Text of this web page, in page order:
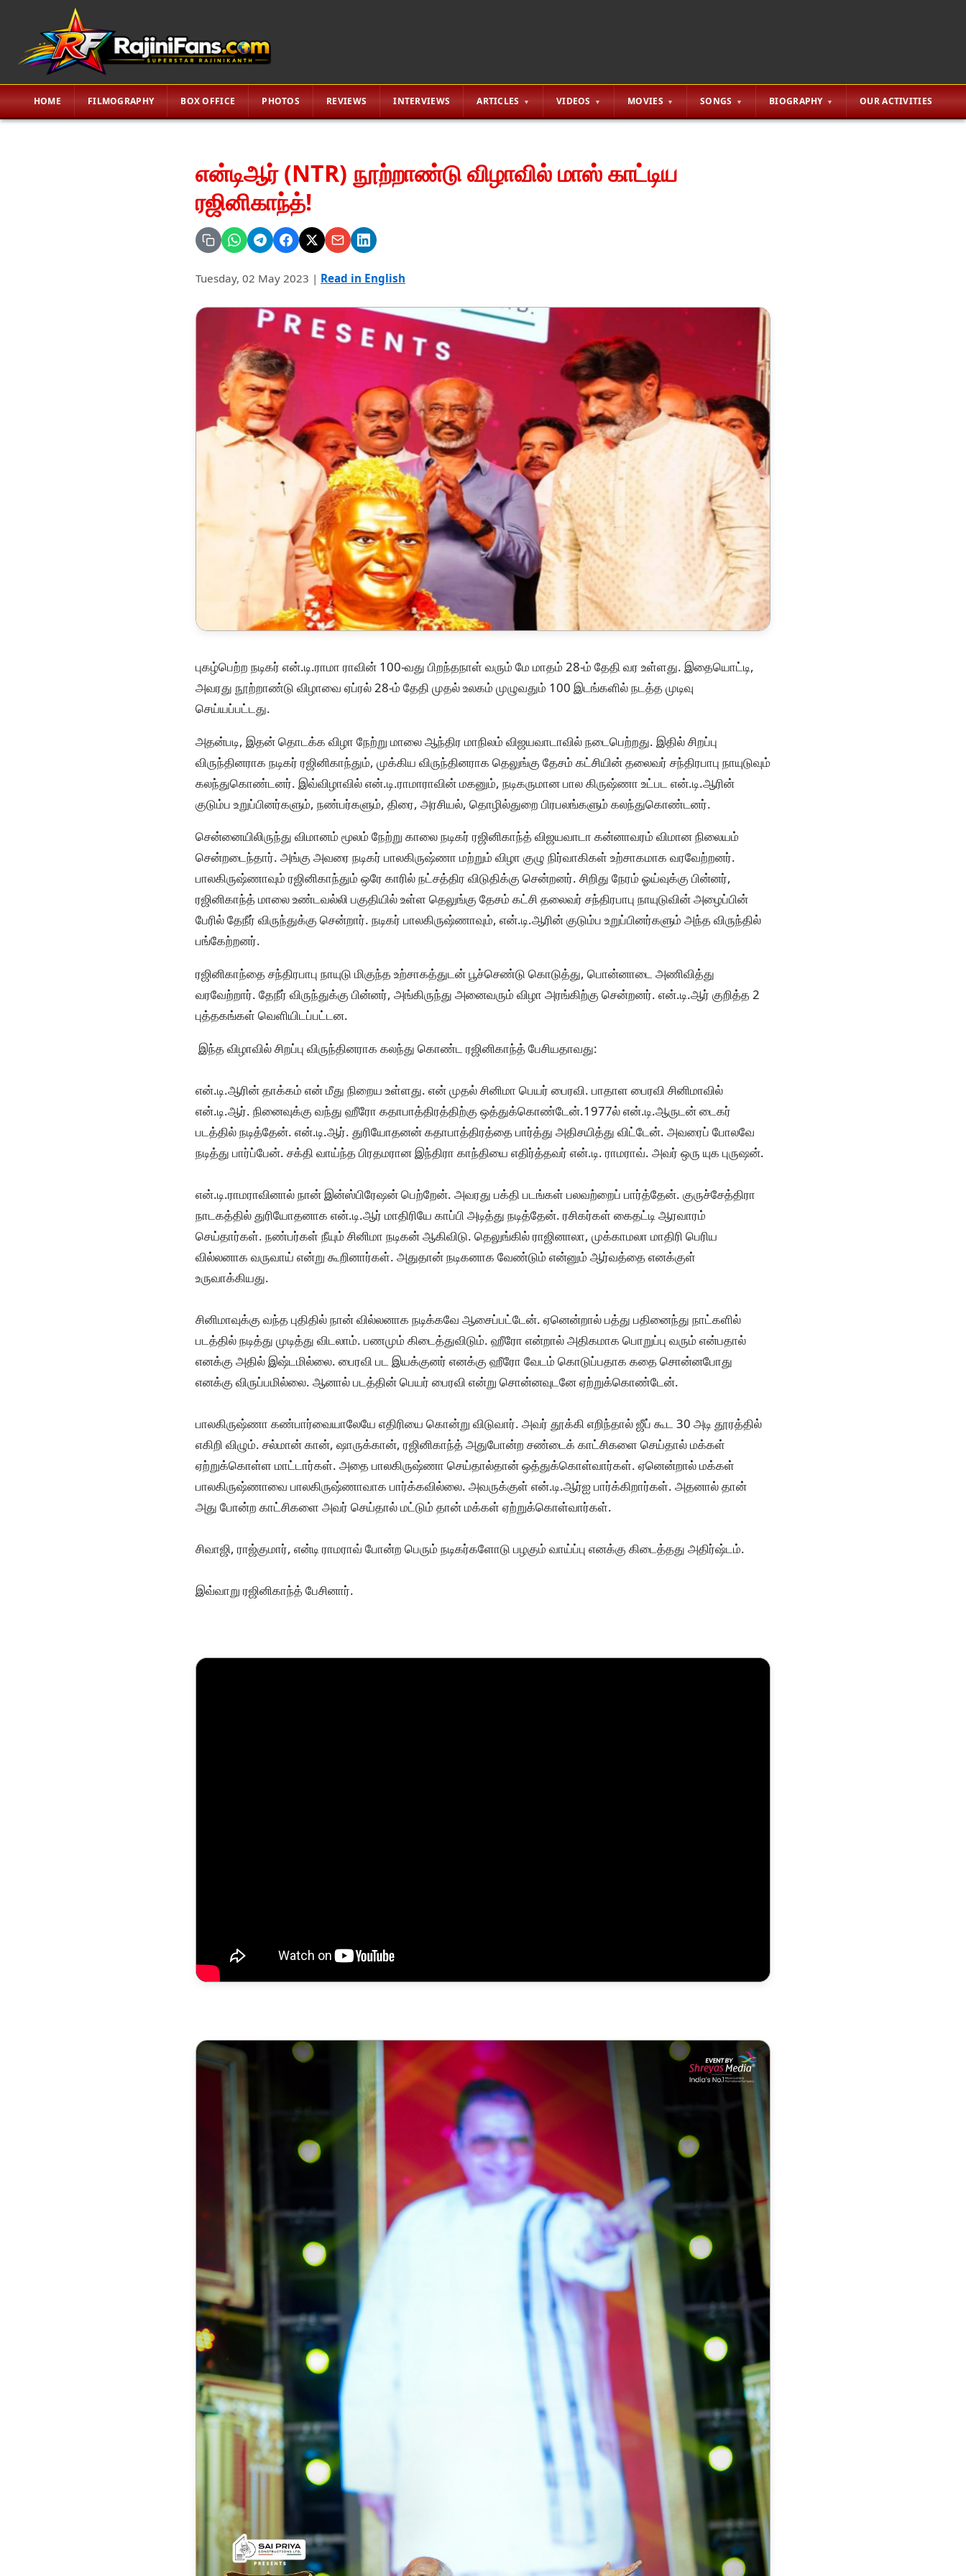
HOME FILMOGRAPHY BOX OFFICE PHOTOS REVIEWS INTERVIEWS ARTICLES VIDEOS MOVIES SONGS BIOGRAPHY OUR ACTIVITIES
என்டிஆர் (NTR) நூற்றாண்டு விழாவில் மாஸ் காட்டிய
ரஜினிகாந்த்!
Tuesday, 02 May 2023 | Read in English
புகழ்பெற்ற நடிகர் என்.டி.ராமா ராவின் 100-வது பிறந்தநாள் வரும் மே மாதம் 28-ம் தேதி வர உள்ளது. இதையொட்டி,
அவரது நூற்றாண்டு விழாவை ஏப்ரல் 28-ம் தேதி முதல் உலகம் முழுவதும் 100 இடங்களில் நடத்த முடிவு
செய்யப்பட்டது.
அதன்படி, இதன் தொடக்க விழா நேற்று மாலை ஆந்திர மாநிலம் விஜயவாடாவில் நடைபெற்றது. இதில் சிறப்பு
விருந்தினராக நடிகர் ரஜினிகாந்தும், முக்கிய விருந்தினராக தெலுங்கு தேசம் கட்சியின் தலைவர் சந்திரபாபு நாயுடுவும்
கலந்துகொண்டனர். இவ்விழாவில் என்.டி.ராமாராவின் மகனும், நடிகருமான பால கிருஷ்ணா உட்பட என்.டி.ஆரின்
குடும்ப உறுப்பினர்களும், நண்பர்களும், திரை, அரசியல், தொழில்துறை பிரபலங்களும் கலந்துகொண்டனர்.
சென்னையிலிருந்து விமானம் மூலம் நேற்று காலை நடிகர் ரஜினிகாந்த் விஜயவாடா கன்னாவரம் விமான நிலையம்
சென்றடைந்தார். அங்கு அவரை நடிகர் பாலகிருஷ்ணா மற்றும் விழா குழு நிர்வாகிகள் உற்சாகமாக வரவேற்றனர்.
பாலகிருஷ்ணாவும் ரஜினிகாந்தும் ஒரே காரில் நட்சத்திர விடுதிக்கு சென்றனர். சிறிது நேரம் ஓய்வுக்கு பின்னர்,
ரஜினிகாந்த் மாலை உண்டவல்லி பகுதியில் உள்ள தெலுங்கு தேசம் கட்சி தலைவர் சந்திரபாபு நாயுடுவின் அழைப்பின்
பேரில் தேநீர் விருந்துக்கு சென்றார். நடிகர் பாலகிருஷ்ணாவும், என்.டி.ஆரின் குடும்ப உறுப்பினர்களும் அந்த விருந்தில்
பங்கேற்றனர்.
ரஜினிகாந்தை சந்திரபாபு நாயுடு மிகுந்த உற்சாகத்துடன் பூச்செண்டு கொடுத்து, பொன்னாடை அணிவித்து
வரவேற்றார். தேநீர் விருந்துக்கு பின்னர், அங்கிருந்து அனைவரும் விழா அரங்கிற்கு சென்றனர். என்.டி.ஆர் குறித்த 2
புத்தகங்கள் வெளியிடப்பட்டன.
இந்த விழாவில் சிறப்பு விருந்தினராக கலந்து கொண்ட ரஜினிகாந்த் பேசியதாவது:
என்.டி.ஆரின் தாக்கம் என் மீது நிறைய உள்ளது. என் முதல் சினிமா பெயர் பைரவி. பாதாள பைரவி சினிமாவில்
என்.டி.ஆர். நினைவுக்கு வந்து ஹீரோ கதாபாத்திரத்திற்கு ஒத்துக்கொண்டேன்.1977ல் என்.டி.ஆருடன் டைகர்
படத்தில் நடித்தேன். என்.டி.ஆர். துரியோதனன் கதாபாத்திரத்தை பார்த்து அதிசயித்து விட்டேன். அவரைப் போலவே
நடித்து பார்ப்பேன். சக்தி வாய்ந்த பிரதமரான இந்திரா காந்தியை எதிர்த்தவர் என்.டி. ராமராவ். அவர் ஒரு யுக புருஷன்.
என்.டி.ராமராவினால் நான் இன்ஸ்பிரேஷன் பெற்றேன். அவரது பக்தி படங்கள் பலவற்றைப் பார்த்தேன். குருச்சேத்திரா
நாடகத்தில் துரியோதனாக என்.டி.ஆர் மாதிரியே காப்பி அடித்து நடித்தேன். ரசிகர்கள் கைதட்டி ஆரவாரம்
செய்தார்கள். நண்பர்கள் நீயும் சினிமா நடிகன் ஆகிவிடு. தெலுங்கில் ராஜினாலா, முக்காமலா மாதிரி பெரிய
வில்லனாக வருவாய் என்று கூறினார்கள். அதுதான் நடிகனாக வேண்டும் என்னும் ஆர்வத்தை எனக்குள்
உருவாக்கியது.
சினிமாவுக்கு வந்த புதிதில் நான் வில்லனாக நடிக்கவே ஆசைப்பட்டேன். ஏனென்றால் பத்து பதினைந்து நாட்களில்
படத்தில் நடித்து முடித்து விடலாம். பணமும் கிடைத்துவிடும். ஹீரோ என்றால் அதிகமாக பொறுப்பு வரும் என்பதால்
எனக்கு அதில் இஷ்டமில்லை. பைரவி பட இயக்குனர் எனக்கு ஹீரோ வேடம் கொடுப்பதாக கதை சொன்னபோது
எனக்கு விருப்பமில்லை. ஆனால் படத்தின் பெயர் பைரவி என்று சொன்னவுடனே ஏற்றுக்கொண்டேன்.
பாலகிருஷ்ணா கண்பார்வையாலேயே எதிரியை கொன்று விடுவார். அவர் தூக்கி எறிந்தால் ஜீப் கூட 30 அடி தூரத்தில்
எகிறி விழும். சல்மான் கான், ஷாருக்கான், ரஜினிகாந்த் அதுபோன்ற சண்டைக் காட்சிகளை செய்தால் மக்கள்
ஏற்றுக்கொள்ள மாட்டார்கள். அதை பாலகிருஷ்ணா செய்தால்தான் ஒத்துக்கொள்வார்கள். ஏனென்றால் மக்கள்
பாலகிருஷ்ணாவை பாலகிருஷ்ணாவாக பார்க்கவில்லை. அவருக்குள் என்.டி.ஆர்ஐ பார்க்கிறார்கள். அதனால் தான்
அது போன்ற காட்சிகளை அவர் செய்தால் மட்டும் தான் மக்கள் ஏற்றுக்கொள்வார்கள்.
சிவாஜி, ராஜ்குமார், என்டி ராமராவ் போன்ற பெரும் நடிகர்களோடு பழகும் வாய்ப்பு எனக்கு கிடைத்தது அதிர்ஷ்டம்.
இவ்வாறு ரஜினிகாந்த் பேசினார்.